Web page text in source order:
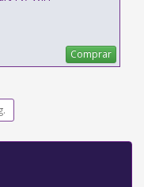
Comprar